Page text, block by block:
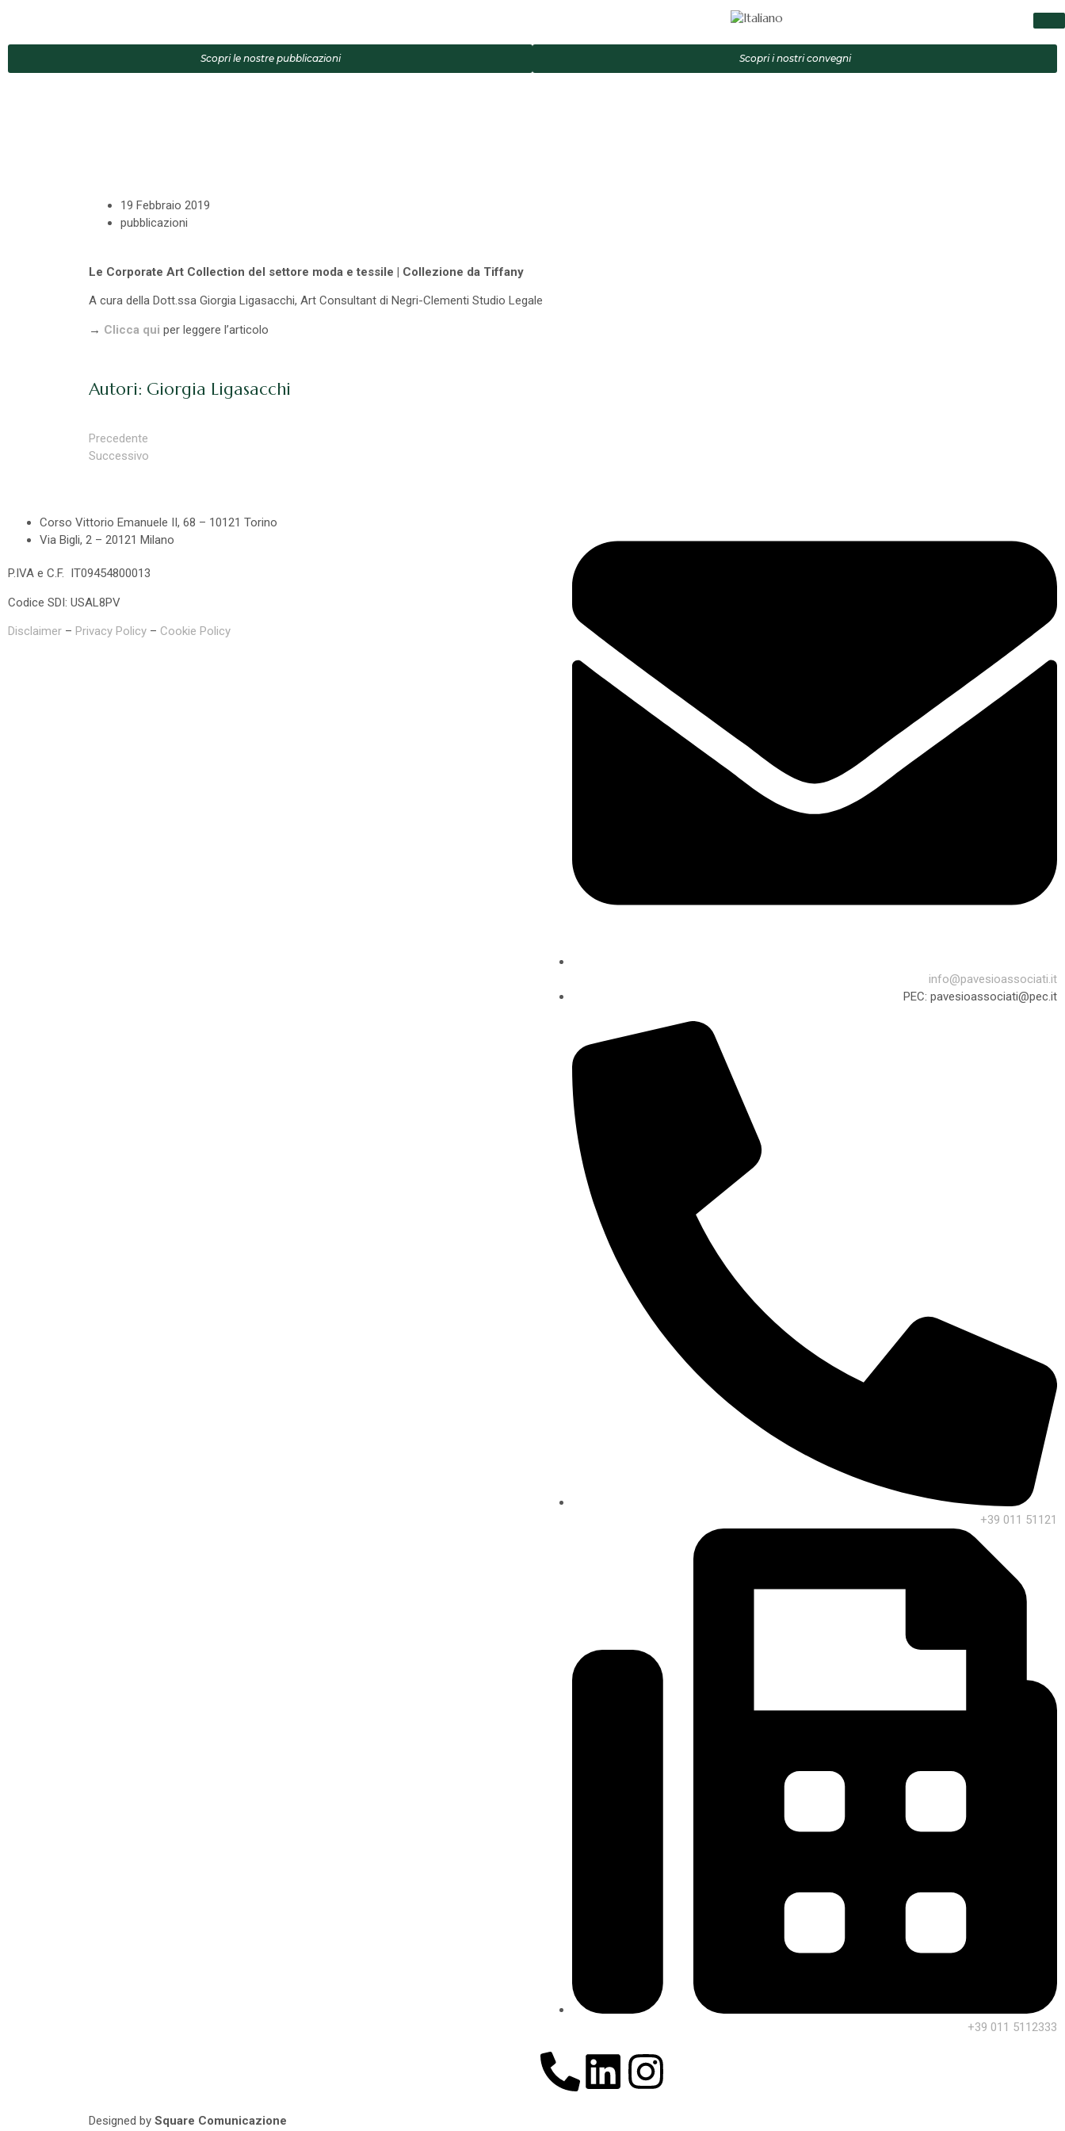
Scopri le nostre pubblicazioni Scopri i nostri convegni
19 Febbraio 2019
pubblicazioni
Le Corporate Art Collection del settore moda e tessile | Collezione da Tiffany
A cura della Dott.ssa Giorgia Ligasacchi, Art Consultant di Negri-Clementi Studio Legale
→ Clicca qui per leggere l’articolo
Autori: Giorgia Ligasacchi
Precedente
Successivo
Corso Vittorio Emanuele II, 68 – 10121 Torino
Via Bigli, 2 – 20121 Milano
P.IVA e C.F. IT09454800013
Codice SDI: USAL8PV
Disclaimer – Privacy Policy – Cookie Policy
info@pavesioassociati.it
PEC: pavesioassociati@pec.it
+39 011 51121
+39 011 5112333
Designed by Square Comunicazione